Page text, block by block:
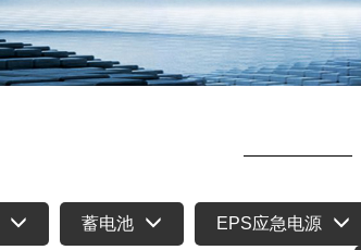
蓄电池 EPS应急电源